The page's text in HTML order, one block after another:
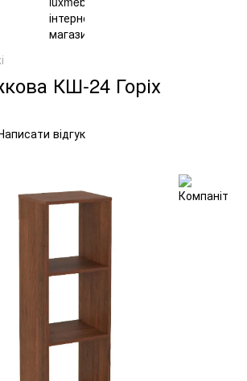
КШ-24 Горіх
відгук